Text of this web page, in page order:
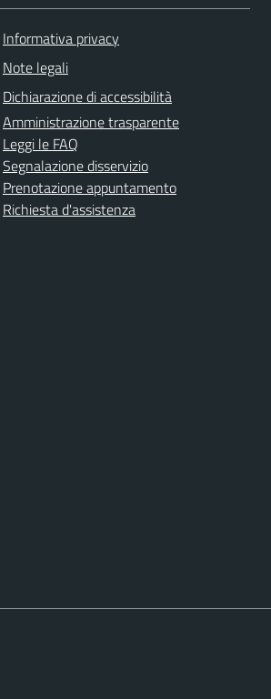
Informativa privacy
Note legali
Dichiarazione di accessibilità
Amministrazione trasparente
Leggi le FAQ
Segnalazione disservizio
Prenotazione appuntamento
Richiesta d'assistenza